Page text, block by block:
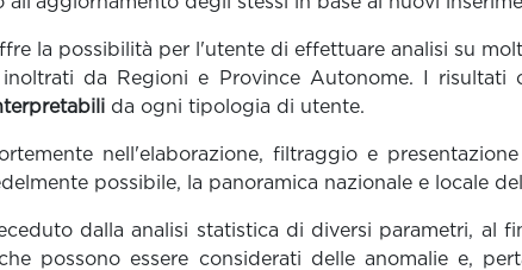
la possibilità per l'utente di effettuare analisi su
da Regioni e Province Autonome. I risultati
da ogni tipologia di utente.
nell'elaborazione, filtraggio e
possibile, la panoramica nazionale e locale
dalla analisi statistica di diversi parametri, al
possono essere considerati delle anomalie e,